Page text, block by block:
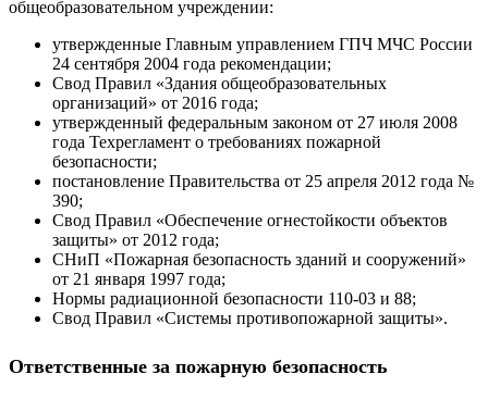
общеобразовательном учреждении:
утвержденные Главным управлением ГПЧ МЧС России
24 сентября 2004 года рекомендации;
Свод Правил «Здания общеобразовательных
организаций» от 2016 года;
утвержденный федеральным законом от 27 июля 2008
года Техрегламент о требованиях пожарной
безопасности;
постановление Правительства от 25 апреля 2012 года №
390;
Свод Правил «Обеспечение огнестойкости объектов
защиты» от 2012 года;
СНиП «Пожарная безопасность зданий и сооружений»
от 21 января 1997 года;
Нормы радиационной безопасности 110-03 и 88;
Свод Правил «Системы противопожарной защиты».
Ответственные за пожарную безопасность